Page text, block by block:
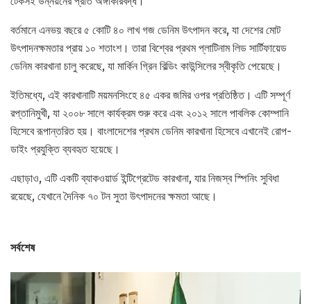
বর্তমানে এনভয় বছরে ৫ কোটি ৪০ লাখ গজ ডেনিম উৎপাদন করে, যা দেশের মোট
উৎপাদনক্ষমতার প্রায় ১০ শতাংশ। তারা বিশ্বের প্রথম প্লাটিনাম লিড সার্টিফায়েড
ডেনিম কারখানা চালু করেছে, যা মার্কিন গ্রিন বিল্ডিং কাউন্সিলের স্বীকৃতি পেয়েছে।
ইতিমধ্যে, এই কারখানাটি ময়মনসিংহে ৪৫ একর জমির ওপর প্রতিষ্ঠিত। এটি সম্পূর্ণ
রপ্তানিমুখী, যা ২০০৮ সালে কার্যক্রম শুরু করে এবং ২০১২ সালে পাবলিক কোম্পানি
হিসেবে রূপান্তরিত হয়। বাংলাদেশের প্রথম ডেনিম কারখানা হিসেবে এখানেই রোপ-
ডাইং প্রযুক্তি ব্যবহৃত হয়েছে।
এছাড়াও, এটি একটি ব্যাকওয়ার্ড ইন্টিগ্রেটেড কারখানা, যার নিজস্ব স্পিনিং সুবিধা
রয়েছে, যেখানে দৈনিক ৭০ টন সুতা উৎপাদনের ক্ষমতা আছে।
সর্বশেষ